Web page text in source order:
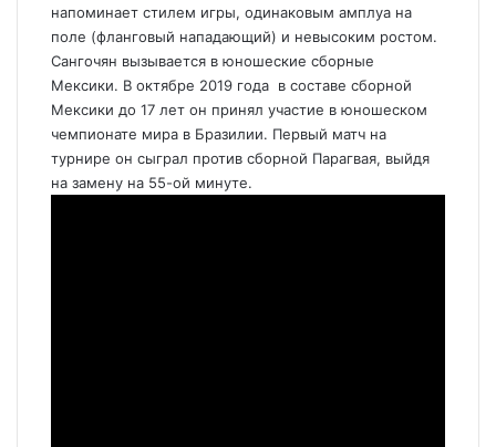
напоминает стилем игры, одинаковым амплуа на
поле (фланговый нападающий) и невысоким ростом.
Сангочян вызывается в юношеские сборные
Мексики. В октябре 2019 года в составе сборной
Мексики до 17 лет он принял участие в юношеском
чемпионате мира в Бразилии. Первый матч на
турнире он сыграл против сборной Парагвая, выйдя
на замену на 55-ой минуте.